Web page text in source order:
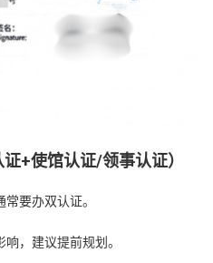
+使馆认证/领事认证）
要办双认证。
，建议提前规划。